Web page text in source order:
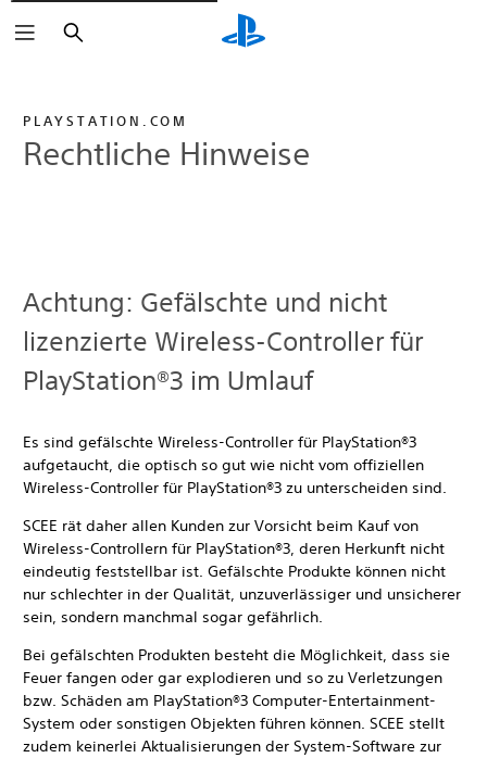
Suchen
PLAYSTATION.COM
Rechtliche Hinweise
Achtung: Gefälschte und nicht
lizenzierte Wireless-Controller für
PlayStation®3 im Umlauf
Es sind gefälschte Wireless-Controller für PlayStation®3
aufgetaucht, die optisch so gut wie nicht vom offiziellen
Wireless-Controller für PlayStation®3 zu unterscheiden sind.
SCEE rät daher allen Kunden zur Vorsicht beim Kauf von
Wireless-Controllern für PlayStation®3, deren Herkunft nicht
eindeutig feststellbar ist. Gefälschte Produkte können nicht
nur schlechter in der Qualität, unzuverlässiger und unsicherer
sein, sondern manchmal sogar gefährlich.
Bei gefälschten Produkten besteht die Möglichkeit, dass sie
Feuer fangen oder gar explodieren und so zu Verletzungen
bzw. Schäden am PlayStation®3 Computer-Entertainment-
System oder sonstigen Objekten führen können. SCEE stellt
zudem keinerlei Aktualisierungen der System-Software zur